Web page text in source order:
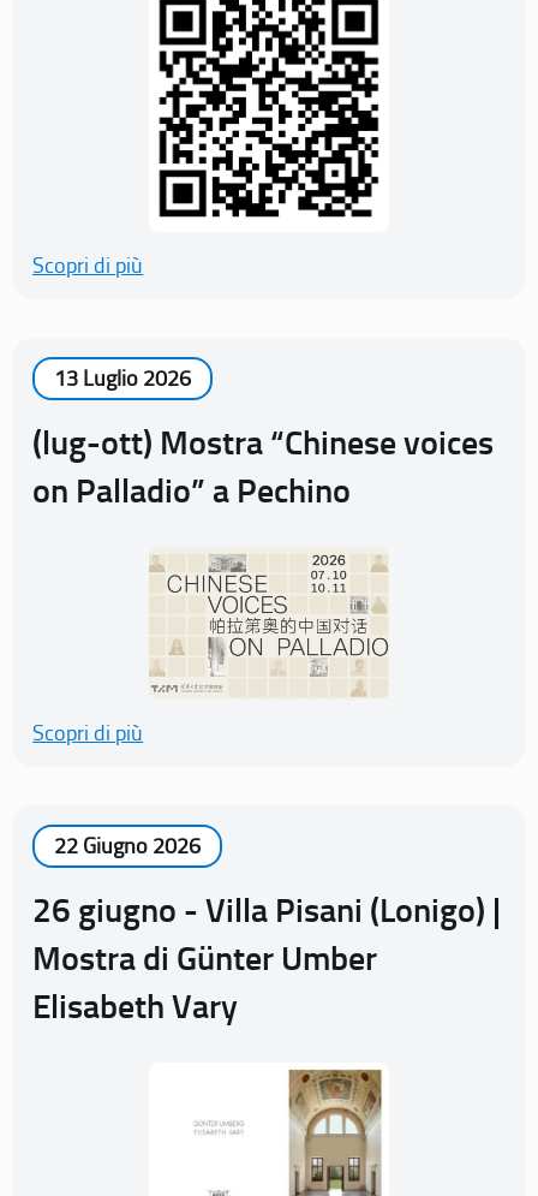
Scopri di più
13 Luglio 2026
(lug-ott) Mostra “Chinese voices
on Palladio” a Pechino
Scopri di più
22 Giugno 2026
26 giugno - Villa Pisani (Lonigo) |
Mostra di Günter Umber
Elisabeth Vary